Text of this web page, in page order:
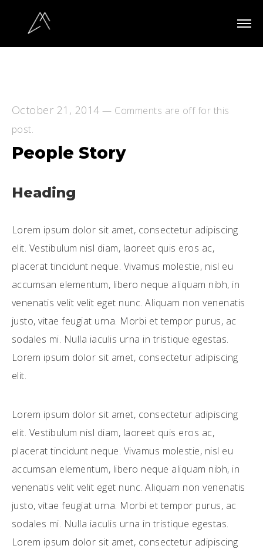
October 21, 2014 — Comments are off for this
post.
People Story
Heading
Lorem ipsum dolor sit amet, consectetur adipiscing
elit. Vestibulum nisl diam, laoreet quis eros ac,
placerat tincidunt neque. Vivamus molestie, nisl eu
accumsan elementum, libero neque aliquam nibh, in
venenatis velit velit eget nunc. Aliquam non venenatis
justo, vitae feugiat urna. Morbi et tempor purus, ac
sodales mi. Nulla iaculis urna in tristique egestas.
Lorem ipsum dolor sit amet, consectetur adipiscing
elit.
Lorem ipsum dolor sit amet, consectetur adipiscing
elit. Vestibulum nisl diam, laoreet quis eros ac,
placerat tincidunt neque. Vivamus molestie, nisl eu
accumsan elementum, libero neque aliquam nibh, in
venenatis velit velit eget nunc. Aliquam non venenatis
justo, vitae feugiat urna. Morbi et tempor purus, ac
sodales mi. Nulla iaculis urna in tristique egestas.
Lorem ipsum dolor sit amet, consectetur adipiscing